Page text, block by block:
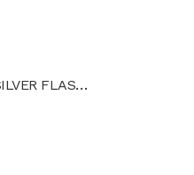
Lente ARROW POL GREY SILVER FLASH/MATTE BLACK FRAME WileyX CCARR01